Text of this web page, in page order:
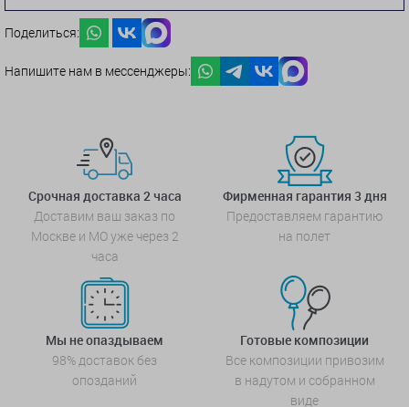
Поделиться:
Напишите нам в мессенджеры:
Срочная доставка 2 часа
Доставим ваш заказ по
Москве и МО уже через 2
часа
Фирменная гарантия 3 дня
Предоставляем гарантию
на полет
Мы не опаздываем
98% доставок без
опозданий
Готовые композиции
Все композиции привозим
в надутом и собранном
виде